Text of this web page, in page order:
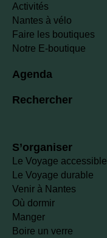
Activités
Nantes à vélo
Faire les boutiques
Notre E-boutique
Agenda
Rechercher
S’organiser
Le Voyage accessible
Le Voyage durable
Venir à Nantes
Où dormir
Manger
Boire un verre